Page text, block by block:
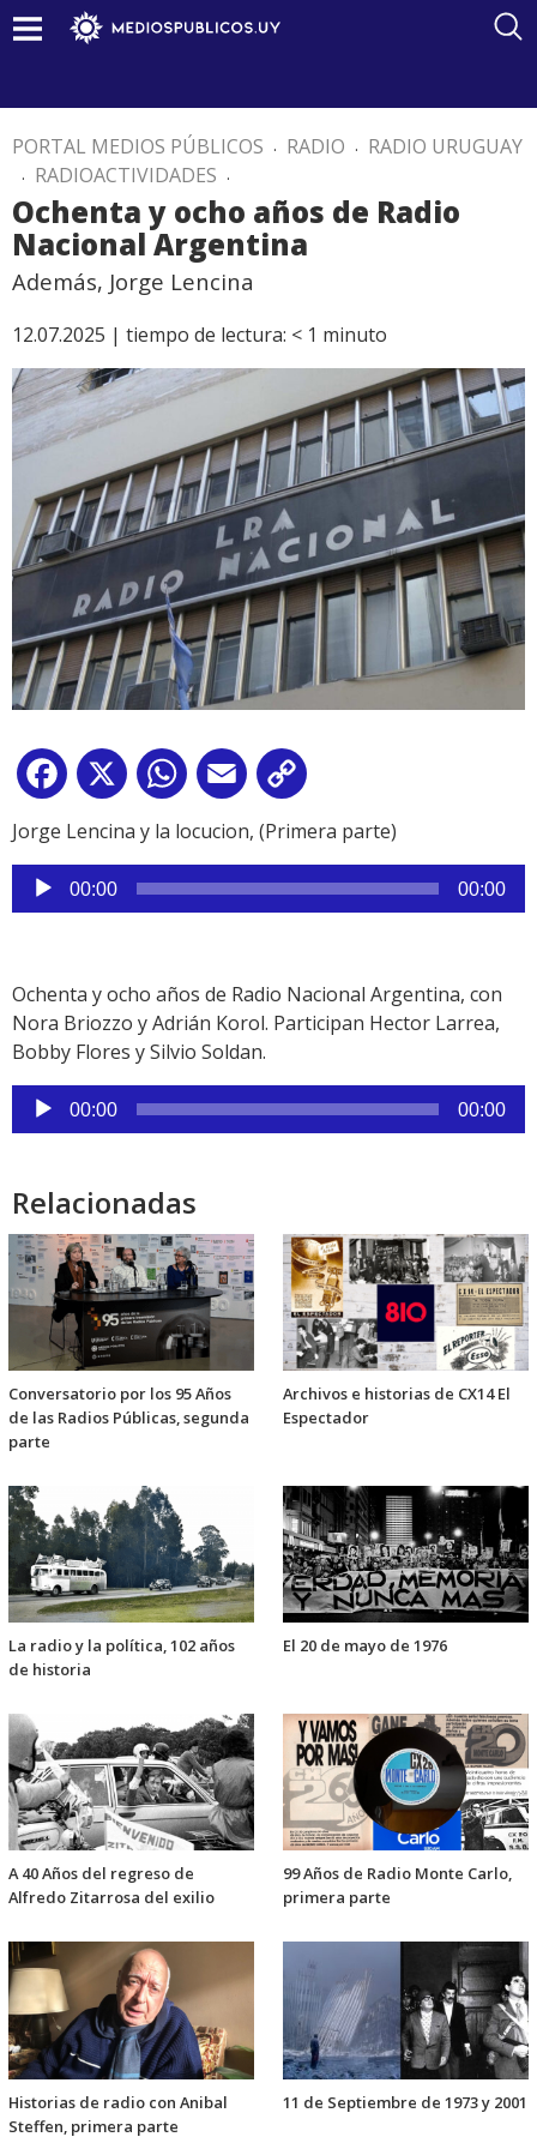
PORTAL MEDIOS PÚBLICOS . RADIO . RADIO URUGUAY
. RADIOACTIVIDADES .
Ochenta y ocho años de Radio
Nacional Argentina
Además, Jorge Lencina
12.07.2025 | tiempo de lectura: < 1 minuto
Facebook
X WhatsApp
Email
Link
Jorge Lencina y la locucion, (Primera parte)
Reproductor
de
00:00 00:00
Ochenta y ocho años de Radio Nacional Argentina, con
Nora Briozzo y Adrián Korol. Participan Hector Larrea,
Bobby Flores y Silvio Soldan.
Reproductor
de
00:00 00:00
Relacionadas
Conversatorio por los 95 Años
de las Radios Públicas, segunda
parte
Archivos e historias de CX14 El
Espectador
La radio y la política, 102 años
de historia
El 20 de mayo de 1976
A 40 Años del regreso de
Alfredo Zitarrosa del exilio
99 Años de Radio Monte Carlo,
primera parte
Historias de radio con Anibal
Steffen, primera parte
11 de Septiembre de 1973 y 2001